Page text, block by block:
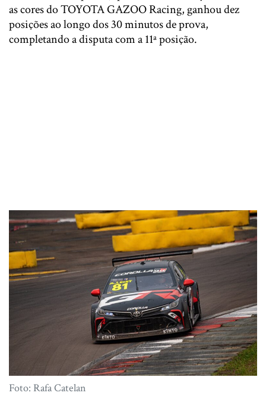
as cores do TOYOTA GAZOO Racing, ganhou dez
posições ao longo dos 30 minutos de prova,
completando a disputa com a 11ª posição.
Foto: Rafa Catelan